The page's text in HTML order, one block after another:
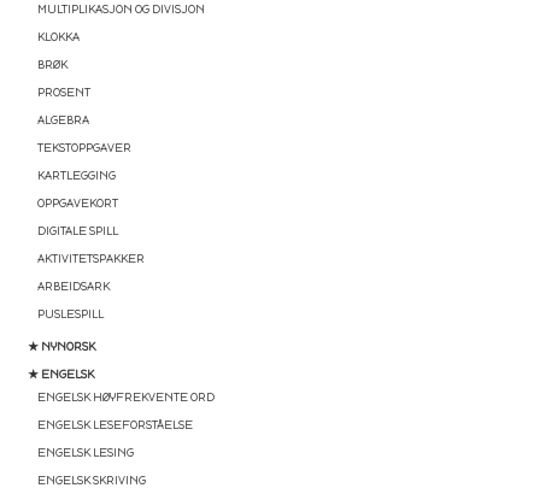
MULTIPLIKASJON OG DIVISJON
KLOKKA
BRØK
PROSENT
ALGEBRA
TEKSTOPPGAVER
KARTLEGGING
OPPGAVEKORT
DIGITALE SPILL
AKTIVITETSPAKKER
ARBEIDSARK
PUSLESPILL
★ NYNORSK
★ ENGELSK
ENGELSK HØYFREKVENTE ORD
ENGELSK LESEFORSTÅELSE
ENGELSK LESING
ENGELSK SKRIVING